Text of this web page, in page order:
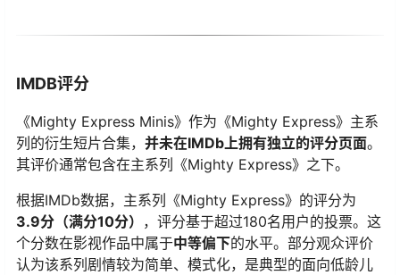
IMDB评分
《Mighty Express Minis》作为《Mighty Express》主系
列的衍生短片合集， 并未在IMDb上拥有独立的评分页面。
其评价通常包含在主系列《Mighty Express》之下。
根据IMDb数据，主系列《Mighty Express》的评分为
3.9分（满分10分） ，评分基于超过180名用户的投票。这
个分数在影视作品中属于中等偏下的水平。部分观众评价
认为该系列剧情较为简单、模式化，是典型的面向低龄儿